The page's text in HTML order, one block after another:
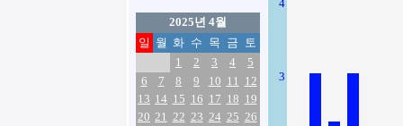
2025년 4월
일 월 화 수 목 금 토
1
2 3 4
5
6
7 8 9 10 11 12
13 14 15 16 17 18 19
20 21 22 23 24 25 26
4
3